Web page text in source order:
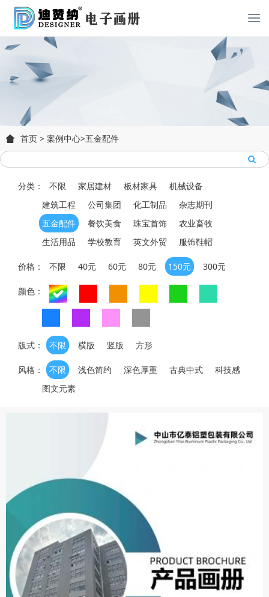
首页 > 案例中心>五金配件
分类： 不限 家居建材 板材家具
机械设备
建筑工程
公司集团 化工制品
杂志期刊
五金配件
餐饮美食 珠宝首饰
农业畜牧
生活用品
学校教育 英文外贸 服饰鞋帽
价格： 不限 40元 60元 80元 150元 300元
颜色：
版式： 不限 横版 竖版 方形
风格： 不限 浅色简约 深色厚重 古典中式
科技感
图文元素